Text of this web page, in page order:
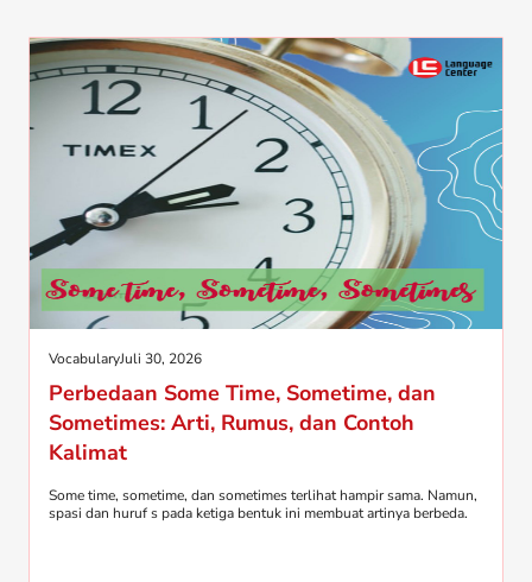
VocabularyJuli 30, 2026
Perbedaan Some Time, Sometime, dan
Sometimes: Arti, Rumus, dan Contoh
Kalimat
Some time, sometime, dan sometimes terlihat hampir sama. Namun,
spasi dan huruf s pada ketiga bentuk ini membuat artinya berbeda.